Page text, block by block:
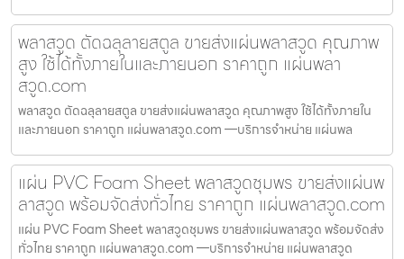
พลาสวูด ตัดฉลุลายสตูล ขายส่งแผ่นพลาสวูด คุณภาพ
สูง ใช้ได้ทั้งภายในและภายนอก ราคาถูก แผ่นพลา
สวูด.com
พลาสวูด ตัดฉลุลายสตูล ขายส่งแผ่นพลาสวูด คุณภาพสูง ใช้ได้ทั้งภายใน
และภายนอก ราคาถูก แผ่นพลาสวูด.com —บริการจำหน่าย แผ่นพล
แผ่น PVC Foam Sheet พลาสวูดชุมพร ขายส่งแผ่นพ
ลาสวูด พร้อมจัดส่งทั่วไทย ราคาถูก แผ่นพลาสวูด.com
แผ่น PVC Foam Sheet พลาสวูดชุมพร ขายส่งแผ่นพลาสวูด พร้อมจัดส่ง
ทั่วไทย ราคาถูก แผ่นพลาสวูด.com —บริการจำหน่าย แผ่นพลาสวูด